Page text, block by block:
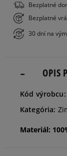
38
Bezplatné
Bezplatné
30 dní na
OPIS
Kód výrobcu:
Kategória:
Materiál: